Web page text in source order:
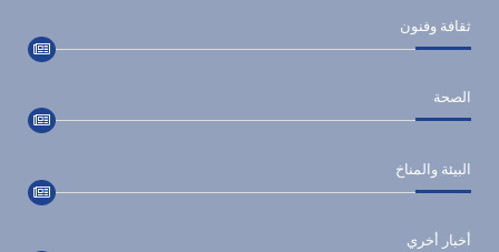
ثقافة وفنون
الصحة
البيئة والمناخ
أخبار أخري